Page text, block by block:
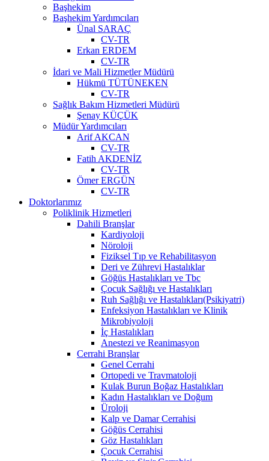
Başhekim
Başhekim Yardımcıları
Ünal SARAÇ
CV-TR
Erkan ERDEM
CV-TR
İdari ve Mali Hizmetler Müdürü
Hükmü TÜTÜNEKEN
CV-TR
Sağlık Bakım Hizmetleri Müdürü
Şenay KÜÇÜK
Müdür Yardımcıları
Arif AKCAN
CV-TR
Fatih AKDENİZ
CV-TR
Ömer ERGÜN
CV-TR
Doktorlarımız
Poliklinik Hizmetleri
Dahili Branşlar
Kardiyoloji
Nöroloji
Fiziksel Tıp ve Rehabilitasyon
Deri ve Zührevi Hastalıklar
Göğüs Hastalıkları ve Tbc
Çocuk Sağlığı ve Hastalıkları
Ruh Sağlığı ve Hastalıkları(Psikiyatri)
Enfeksiyon Hastalıkları ve Klinik
Mikrobiyoloji
İç Hastalıkları
Anestezi ve Reanimasyon
Cerrahi Branşlar
Genel Cerrahi
Ortopedi ve Travmatoloji
Kulak Burun Boğaz Hastalıkları
Kadın Hastalıkları ve Doğum
Üroloji
Kalp ve Damar Cerrahisi
Göğüs Cerrahisi
Göz Hastalıkları
Çocuk Cerrahisi